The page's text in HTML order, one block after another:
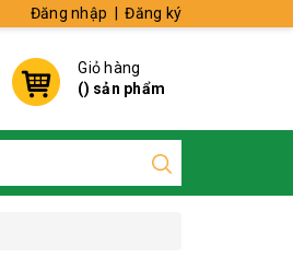
Đăng nhập Đăng ký
Giỏ hàng
() sản phẩm